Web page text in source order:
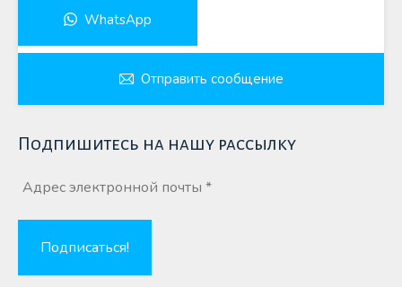
WhatsApp
Отправить сообщение
Подпишитесь на нашу рассылку